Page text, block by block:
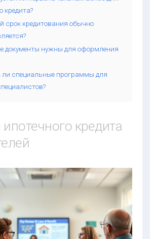
кредита?
срок кредитования обычно
документы нужны для оформления
ли специальные программы для
кредита